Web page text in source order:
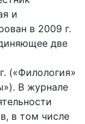
и
в 2009 г.
две
(«Филология»
В журнале
в том числе